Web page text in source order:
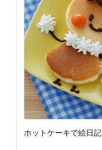
ホットケーキで絵日記